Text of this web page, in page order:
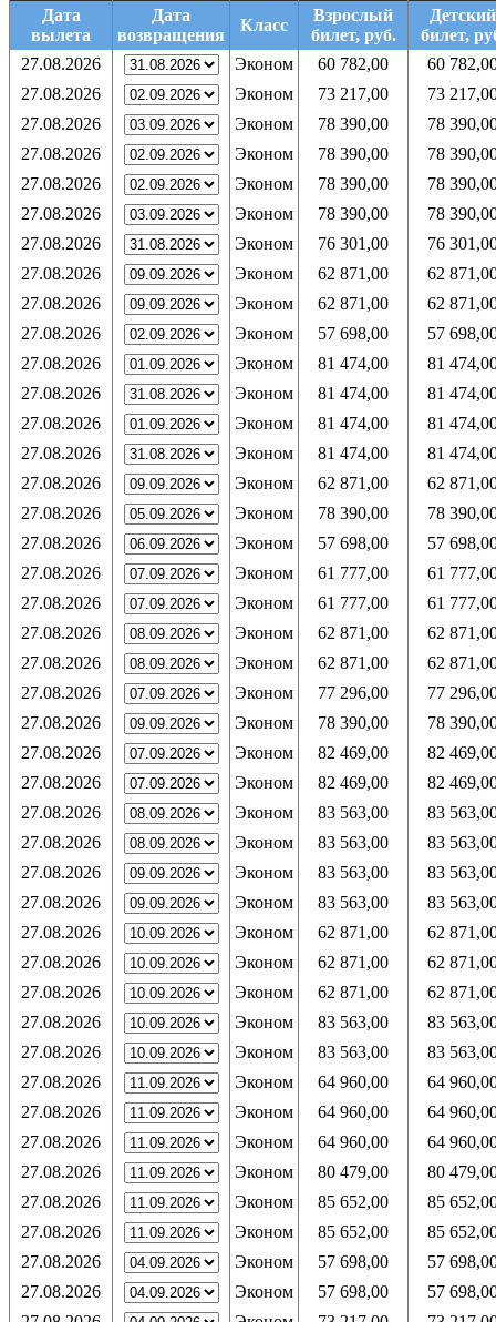
Дата
вылета
Дата
возвращения
Класс
Взрослый
билет, руб.
Детский
билет,
27.08.2026
Эконом 60 782,00
60
27.08.2026
Эконом 73 217,00
73
27.08.2026
Эконом 78 390,00
78
27.08.2026
Эконом 78 390,00
78
27.08.2026
Эконом 78 390,00
78
27.08.2026
Эконом 78 390,00
78
27.08.2026
Эконом 76 301,00
76
27.08.2026
Эконом 62 871,00
62
27.08.2026
Эконом 62 871,00
62
27.08.2026
Эконом 57 698,00
57
27.08.2026
Эконом 81 474,00
81
27.08.2026
Эконом 81 474,00
81
27.08.2026
Эконом 81 474,00
81
27.08.2026
Эконом 81 474,00
81
27.08.2026
Эконом 62 871,00
62
27.08.2026
Эконом 78 390,00
78
27.08.2026
Эконом 57 698,00
57
27.08.2026
Эконом 61 777,00
61
27.08.2026
Эконом 61 777,00
61
27.08.2026
Эконом 62 871,00
62
27.08.2026
Эконом 62 871,00
62
27.08.2026
Эконом 77 296,00
77
27.08.2026
Эконом 78 390,00
78
27.08.2026
Эконом 82 469,00
82
27.08.2026
Эконом 82 469,00
82
27.08.2026
Эконом 83 563,00
83
27.08.2026
Эконом 83 563,00
83
27.08.2026
Эконом 83 563,00
83
27.08.2026
Эконом 83 563,00
83
27.08.2026
Эконом 62 871,00
62
27.08.2026
Эконом 62 871,00
62
27.08.2026
Эконом 62 871,00
62
27.08.2026
Эконом 83 563,00
83
27.08.2026
Эконом 83 563,00
83
27.08.2026
Эконом 64 960,00
64
27.08.2026
Эконом 64 960,00
64
27.08.2026
Эконом 64 960,00
64
27.08.2026
Эконом 80 479,00
80
27.08.2026
Эконом 85 652,00
85
27.08.2026
Эконом 85 652,00
85
27.08.2026
Эконом 57 698,00
57
27.08.2026
Эконом 57 698,00
57